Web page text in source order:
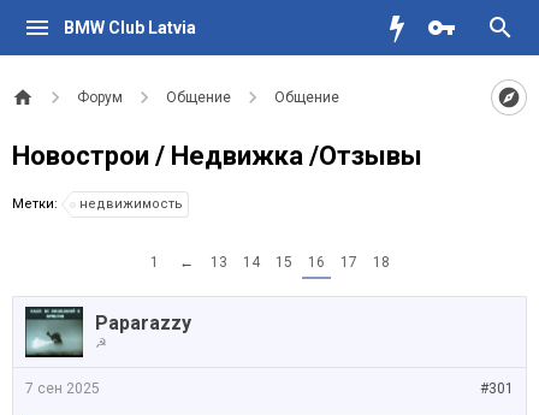
BMW Club Latvia
Форум Общение Общение
Новострои / Недвижка /Отзывы
Метки: недвижимость
1 ← 13 14 15 16 17 18
Paparazzy
☭
#301
7 сен 2025